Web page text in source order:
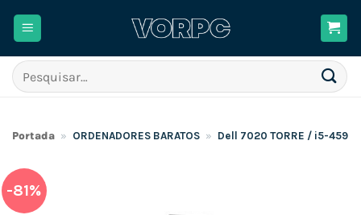
Pesquisar
por:
Portada » ORDENADORES BARATOS » Dell 7020 TORRE / i5-4590
-81%